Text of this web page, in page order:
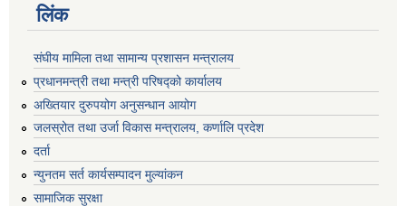
लिंक
संघीय मामिला तथा सामान्य प्रशासन मन्त्रालय
प्रधानमन्त्री तथा मन्त्री परिषद्को कार्यालय
अख्तियार दुरुपयोग अनुसन्धान आयोग
जलस्रोत तथा उर्जा विकास मन्त्रालय, कर्णालि प्रदेश
दर्ता
न्युनतम सर्त कार्यसम्पादन मुल्यांकन
सामाजिक सुरक्षा